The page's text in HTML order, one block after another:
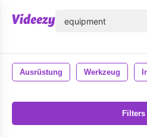
Ausrüstung Werkzeug
Filters